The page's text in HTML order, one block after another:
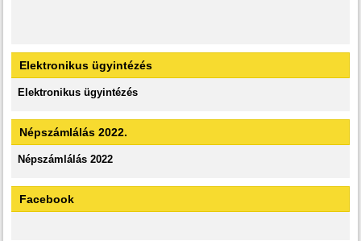
Elektronikus ügyintézés
Elektronikus ügyintézés
Népszámlálás 2022.
Népszámlálás 2022
Facebook